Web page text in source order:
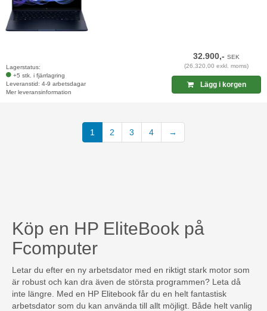
Lagerstatus:
+5 stk. i fjärrlagring
Leveranstid: 4-9 arbetsdagar
Mer leveransinformation
32.900,-SEK
(26.320,00 exkl. moms)
Lägg i korgen
1 (current)
2 3 4 →
Köp en HP EliteBook på
Fcomputer
Letar du efter en ny arbetsdator med en riktigt stark motor som
är robust och kan dra även de största programmen? Leta då
inte längre. Med en HP Elitebook får du en helt fantastisk
arbetsdator som du kan använda till allt möjligt. Både helt vanlig